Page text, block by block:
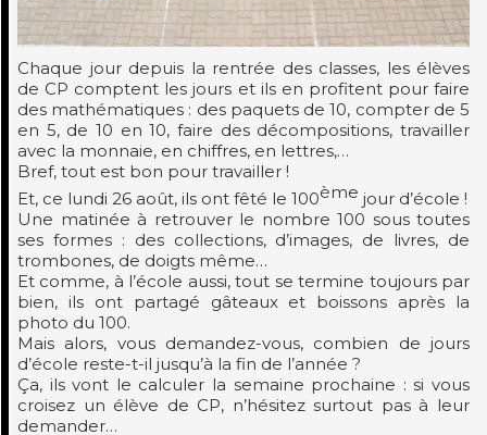
Chaque jour depuis la rentrée des classes, les élèves
de CP comptent les jours et ils en profitent pour faire
des mathématiques : des paquets de 10, compter de 5
en 5, de 10 en 10, faire des décompositions, travailler
avec la monnaie, en chiffres, en lettres,…
Bref, tout est bon pour travailler !
Et, ce lundi 26 août, ils ont fêté le 100ème jour d’école !
Une matinée à retrouver le nombre 100 sous toutes
ses formes : des collections, d’images, de livres, de
trombones, de doigts même…
Et comme, à l’école aussi, tout se termine toujours par
bien, ils ont partagé gâteaux et boissons après la
photo du 100.
Mais alors, vous demandez-vous, combien de jours
d’école reste-t-il jusqu’à la fin de l’année ?
Ça, ils vont le calculer la semaine prochaine : si vous
croisez un élève de CP, n’hésitez surtout pas à leur
demander…